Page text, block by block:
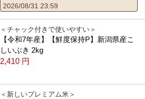
2026/08/31 23:59
＜チャック付きで使いやすい＞
【令和7年産】【鮮度保持P】新潟県産こ
しいぶき 2kg
2,410 円
＜新しいプレミアム米＞